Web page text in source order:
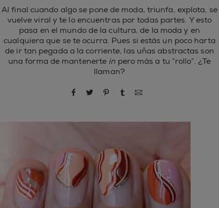
Al final cuando algo se pone de moda, triunfa, explota, se
vuelve viral y te lo encuentras por todas partes. Y esto
pasa en el mundo de la cultura, de la moda y en
cualquiera que se te ocurra. Pues si estás un poco harta
de ir tan pegada a la corriente, las uñas abstractas son
una forma de mantenerte in pero más a tu “rollo”. ¿Te
llaman?
compartir por Facebook
compartir por Twitter
compartir por Pinterest
compartir por Tumblr
compartir por